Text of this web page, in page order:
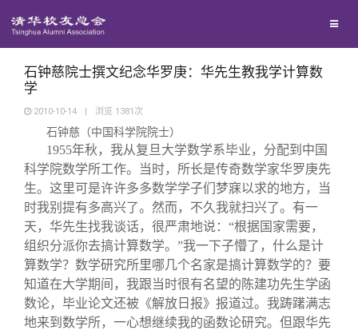
西南联大校友会
义工计划
新媒体平台
青春风采
校友文苑
校友讲坛
校友视界
校友服务
终身学习
校友总会
石钟慈院士撰文纪念华罗庚：华先生教我学计算数
学
2010-10-14 | 浏览 1381 次
石钟慈（中国科学院院士）
1955年秋，我从复旦大学数学系毕业，分配到中国
科学院数学所工作。当时，所长是传奇数学家华罗庚先
生。这里可是许许多多数学学子们梦寐以求的地方，当
时我别提有多高兴了。然而，不久我就扫兴了。有一
天，华先生找我谈话，很严肃地说：“根据国家需要，
组织分派你去搞计算数学。”我一下子懵了，什么是计
算数学？数学研究所里哪几个名家是搞计算数学的？要
知道在大学期间，我跟当时很有名望的陈建功先生学函
数论，毕业论文还被《解放日报》报道过。我踌躇满志
地来到数学所，一心想继续我的函数论研究。但跟华先